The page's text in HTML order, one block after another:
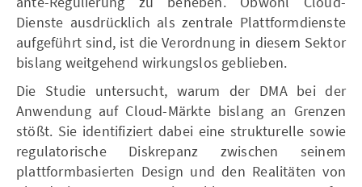
Dienste ausdrücklich als zentrale Plattformdienste
aufgeführt sind, ist die Verordnung in diesem Sektor
bislang weitgehend wirkungslos geblieben.
Die Studie untersucht, warum der DMA bei der
Anwendung auf Cloud-Märkte bislang an Grenzen
stößt. Sie identifiziert dabei eine strukturelle sowie
regulatorische Diskrepanz zwischen seinem
plattformbasierten Design und den Realitäten von